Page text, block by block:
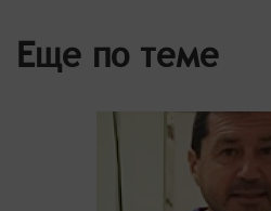
Еще по теме